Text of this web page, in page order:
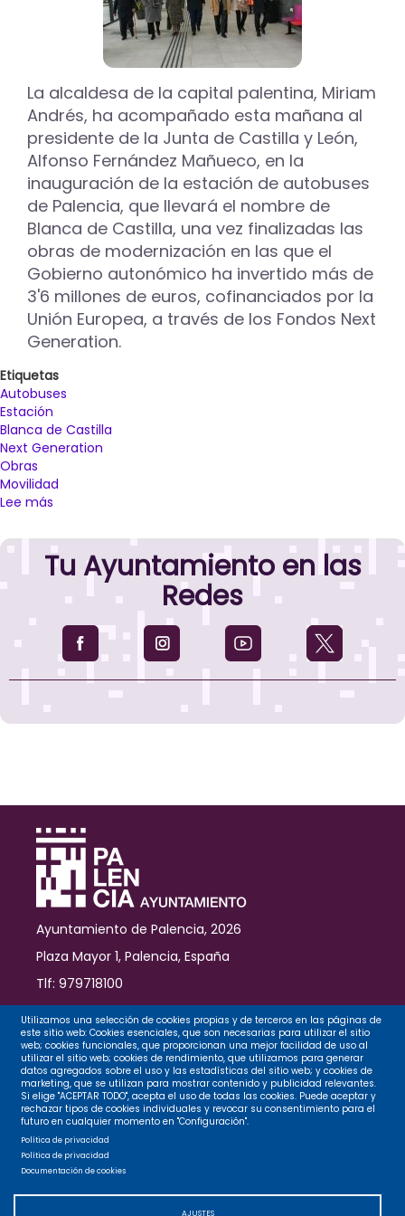
La alcaldesa de la capital palentina, Miriam
Andrés, ha acompañado esta mañana al
presidente de la Junta de Castilla y León,
Alfonso Fernández Mañueco, en la
inauguración de la estación de autobuses
de Palencia, que llevará el nombre de
Blanca de Castilla, una vez finalizadas las
obras de modernización en las que el
Gobierno autonómico ha invertido más de
3'6 millones de euros, cofinanciados por la
Unión Europea, a través de los Fondos Next
Generation.
Etiquetas
Autobuses
Estación
Blanca de Castilla
Next Generation
Obras
Movilidad
Lee más
estación
de
autobuses
llevará
nombre
de
de
de
modernización
Tu Ayuntamiento en las
Redes
Ayuntamiento de Palencia, 2026
Plaza Mayor 1, Palencia, España
Tlf: 979718100
Contacto
Legal
Privacidad
Utilizamos una selección de cookies propias y de terceros en las páginas de
este sitio web: Cookies esenciales, que son necesarias para utilizar el sitio
web; cookies funcionales, que proporcionan una mejor facilidad de uso al
utilizar el sitio web; cookies de rendimiento, que utilizamos para generar
datos agregados sobre el uso y las estadísticas del sitio web; y cookies de
marketing, que se utilizan para mostrar contenido y publicidad relevantes.
Si elige "ACEPTAR TODO", acepta el uso de todas las cookies. Puede aceptar y
rechazar tipos de cookies individuales y revocar su consentimiento para el
futuro en cualquier momento en "Configuración".
Política de privacidad
Política de privacidad
Documentación de cookies
AJUSTES